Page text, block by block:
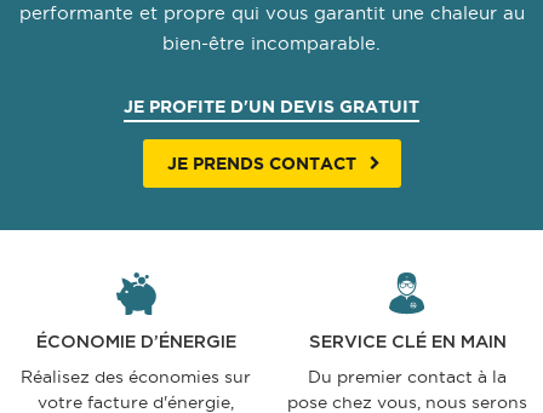
performante et propre qui vous garantit une chaleur au
bien-être incomparable.
JE PROFITE D'UN DEVIS GRATUIT
JE PRENDS CONTACT
ÉCONOMIE D’ÉNERGIE
Réalisez des économies sur
votre facture d'énergie,
SERVICE CLÉ EN MAIN
Du premier contact à la
pose chez vous, nous serons